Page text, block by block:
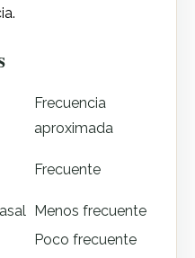
Frecuencia
aproximada
Frecuente
Menos frecuente
Poco frecuente